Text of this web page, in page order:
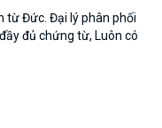
từ Đức. Đại lý phân phối
đủ chứng từ, Luôn có